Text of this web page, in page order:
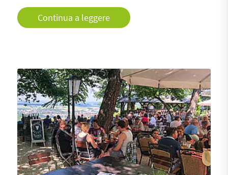
Continua a leggere